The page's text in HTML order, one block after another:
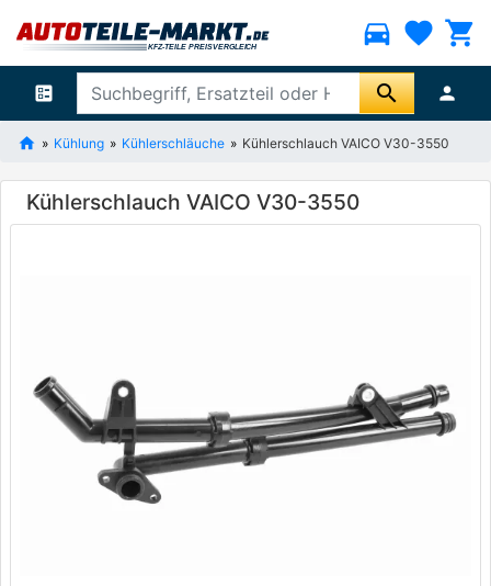
directions_car favorite shopping_cart
ballot search person
Kühlung Kühlerschläuche Kühlerschlauch VAICO V30-3550
Kühlerschlauch VAICO V30-3550